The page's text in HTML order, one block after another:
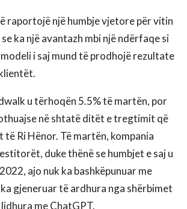
raportojë një humbje vjetore për vitin
ka një avantazh mbi një ndërfaqe si
i saj mund të prodhojë rezultate
u tërhoqën 5.5% të martën, por
në shtatë ditët e tregtimit që
Ri Hënor. Të martën, kompania
duke thënë se humbjet e saj u
ajo nuk ka bashkëpunuar me
gjeneruar të ardhura nga shërbimet
me ChatGPT.